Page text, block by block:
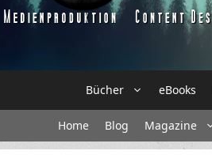
Bücher eBooks
Home Blog Magazine